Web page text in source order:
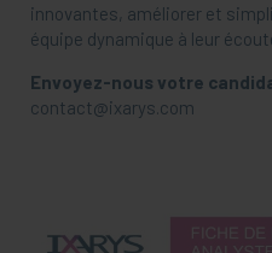
innovantes, améliorer et
équipe dynamique à leur
Envoyez-nous votre
contact@ixarys.com